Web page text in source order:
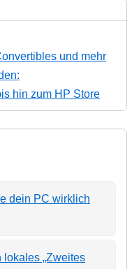
und mehr
hin zum HP Store
dein PC wirklich
lokales „Zweites